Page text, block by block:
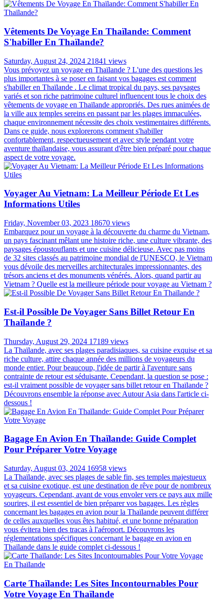
Vêtements De Voyage En Thaïlande: Comment
S'habiller En Thaïlande?
Saturday, August 24, 2024 21841 views
Vous prévoyez un voyage en Thaïlande ? L'une des questions les
plus importantes à se poser en faisant vos bagages est comment
s'habiller en Thaïlande . Le climat tropical du pays, ses paysages
variés et son riche patrimoine culturel influencent tous le choix des
vêtements de voyage en Thaïlande appropriés. Des rues animées de
la ville aux temples sereins en passant par les plages immaculées,
chaque environnement nécessite des choix vestimentaires différents.
Dans ce guide, nous explorerons comment s'habiller
confortablement, respectueusement et avec style pendant votre
aventure thaïlandaise, vous assurant d'être bien préparé pour chaque
aspect de votre voyage.
Voyager Au Vietnam: La Meilleur Période Et Les
Informations Utiles
Friday, November 03, 2023 18670 views
Embarquez pour un voyage à la découverte du charme du Vietnam,
un pays fascinant mêlant une histoire riche, une culture vibrante, des
paysages époustouflants et une cuisine délicieuse. Avec pas moins
de 32 sites classés au patrimoine mondial de l'UNESCO, le Vietnam
vous dévoile des merveilles architecturales impressionnantes, des
trésors anciens et des monuments vénérés. Alors, quand partir au
Vietnam ? Quelle est la meilleure période pour voyage au Vietnam ?
Est-il Possible De Voyager Sans Billet Retour En
Thaïlande ?
Thursday, August 29, 2024 17189 views
La Thaïlande, avec ses plages paradisiaques, sa cuisine exquise et sa
riche culture, attire chaque année des millions de voyageurs du
monde entier. Pour beaucoup, l'idée de partir à l'aventure sans
contrainte de retour est séduisante. Cependant, la question se pose :
est-il vraiment possible de voyager sans billet retour en Thaïlande ?
Découvrons ensemble la réponse avec Autour Asia dans l'article ci-
dessous !
Bagage En Avion En Thaïlande: Guide Complet
Pour Préparer Votre Voyage
Saturday, August 03, 2024 16958 views
La Thaïlande, avec ses plages de sable fin, ses temples majestueux
et sa cuisine exotique, est une destination de rêve pour de nombreux
voyageurs. Cependant, avant de vous envoler vers ce pays aux mille
sourires, il est essentiel de bien préparer vos bagages. Les règles
concernant les bagages en avion pour la Thaïlande peuvent différer
de celles auxquelles vous êtes habitué, et une bonne préparation
vous évitera bien des tracas à l'aéroport. Découvrons les
réglementations spécifiques concernant le bagage en avion en
Thaïlande dans le guide complet ci-dessous !
Carte Thaïlande: Les Sites Incontournables Pour
Votre Voyage En Thaïlande